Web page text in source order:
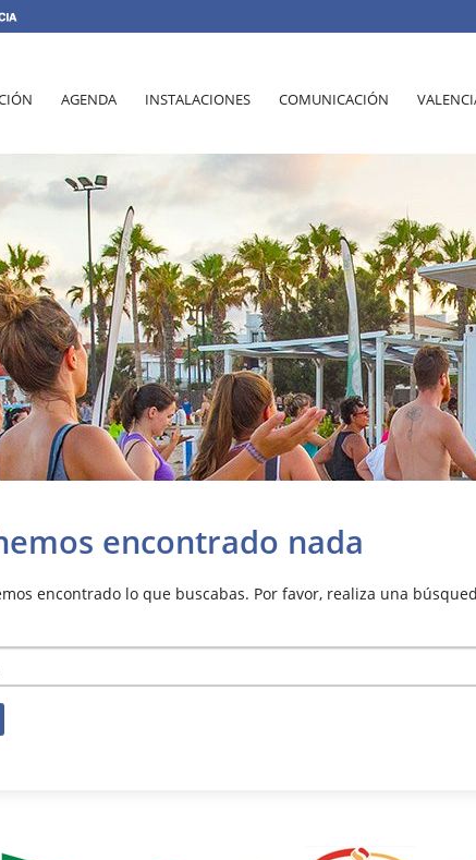
AGENDA INSTALACIONES COMUNICACIÓN
encontrado nada
encontrado lo que buscabas. Por favor, realiza una